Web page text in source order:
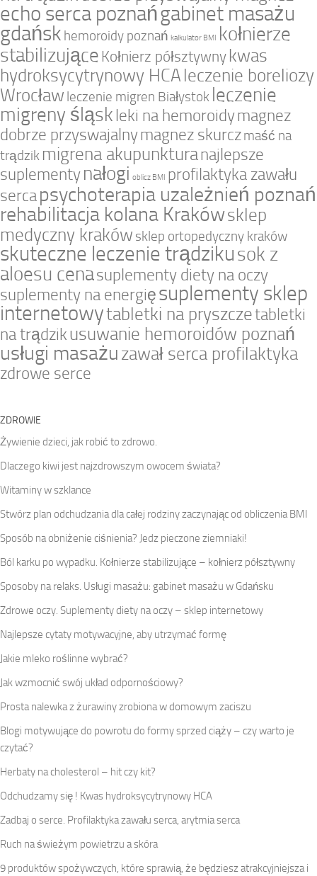
echo serca poznańgabinet masażu
gdańsk hemoroidy poznań kalkulator BMI kołnierze
stabilizujące Kołnierz półsztywny kwas
hydroksycytrynowy HCA leczenie boreliozy
Wrocław leczenie migren Białystok leczenie
migreny śląsk leki na hemoroidymagnez
dobrze przyswajalnymagnez skurczmaść na
trądzik migrena akupunkturanajlepsze
suplementynałogi oblicz BMI profilaktyka zawału
sercapsychoterapia uzależnień poznań
rehabilitacja kolana Krakówsklep
medyczny kraków sklep ortopedyczny kraków
skuteczne leczenie trądzikusok z
aloesu cenasuplementy diety na oczy
suplementy na energięsuplementy sklep
internetowytabletki na pryszczetabletki
na trądzikusuwanie hemoroidów poznań
usługi masażu zawał serca profilaktyka
zdrowe serce
ZDROWIE
Żywienie dzieci, jak robić to zdrowo.
Dlaczego kiwi jest najzdrowszym owocem świata?
Witaminy w szklance
Stwórz plan odchudzania dla całej rodziny zaczynając od obliczenia BMI
Sposób na obniżenie ciśnienia? Jedz pieczone ziemniaki!
Ból karku po wypadku. Kołnierze stabilizujące – kołnierz półsztywny
Sposoby na relaks. Usługi masażu: gabinet masażu w Gdańsku
Zdrowe oczy. Suplementy diety na oczy – sklep internetowy
Najlepsze cytaty motywacyjne, aby utrzymać formę
Jakie mleko roślinne wybrać?
Jak wzmocnić swój układ odpornościowy?
Prosta nalewka z żurawiny zrobiona w domowym zaciszu
Blogi motywujące do powrotu do formy sprzed ciąży – czy warto je
czytać?
Herbaty na cholesterol – hit czy kit?
Odchudzamy się ! Kwas hydroksycytrynowy HCA
Zadbaj o serce. Profilaktyka zawału serca, arytmia serca
Ruch na świeżym powietrzu a skóra
9 produktów spożywczych, które sprawią, że będziesz atrakcyjniejsza i